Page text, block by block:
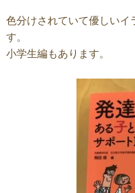
色分けされていて優しいイ
す。
小学生編もあります。